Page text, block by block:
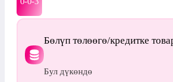
Бөлүп төлөөгө/кредитке
Бул дүкөндө